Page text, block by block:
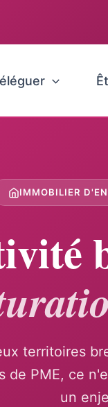
IMMOBILIER
territoires
de PME, ce
un